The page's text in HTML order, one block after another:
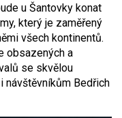
u Šantovky konat
který je zaměřený
všech kontinentů.
obsazených a
se skvělou
návštěvníkům Bedřich